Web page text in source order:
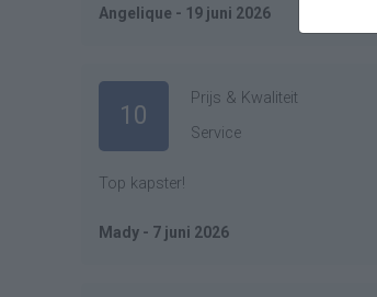
Angelique - 19 juni 2026
10
Prijs & Kwaliteit
Service
Top kapster!
Mady - 7 juni 2026